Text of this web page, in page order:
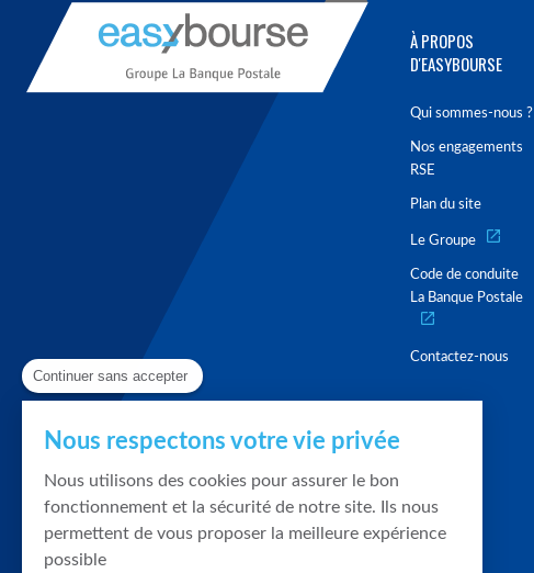
À PROPOS
D'EASYBOURSE
Qui sommes-nous ?
Nos engagements
RSE
Plan du site
Le Groupe
Code de conduite
La Banque Postale
Contactez-nous
Continuer sans accepter
Nous respectons votre vie privée
Nous utilisons des cookies pour assurer le bon
fonctionnement et la sécurité de notre site. Ils nous
permettent de vous proposer la meilleure expérience
possible